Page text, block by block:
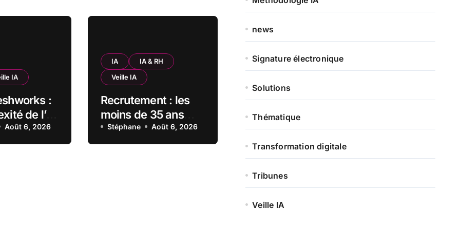
IA
:
de l’IA
une
Août 6, 2026
IA
IA & RH
Veille IA
Recrutement : les
moins de 35 ans
deux fois plus
confiants que les
Stéphane Août 6, 2026
news
Signature électronique
Solutions
Thématique
Transformation digitale
Tribunes
Veille IA